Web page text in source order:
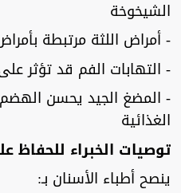
الشيخوخة
- أمراض اللثة مرتبطة
- التهابات الفم قد تؤثر
- المضغ الجيد يحسن
الغذائية
توصيات الخبراء للحفاظ
ينصح أطباء الأسنان بـ: